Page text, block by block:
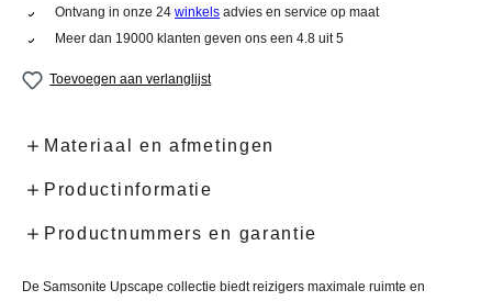
Ontvang in onze 24winkels advies en service op maat
Meer dan 19000 klanten geven ons een 4.8 uit 5
Toevoegen aan verlanglijst
Materiaal en afmetingen
Productinformatie
Productnummers en garantie
De Samsonite Upscape collectie biedt reizigers maximale ruimte en